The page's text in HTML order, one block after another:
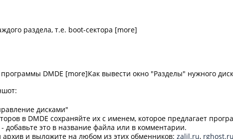
раздела, т.е. boot-сектора [more]
DMDE [more]Как вывести окно "Разделы" нужного
дисками"
в DMDE сохраняйте их с именем, которое предлагает
- добавьте это в название файла или в комментарии.
и выложите на любом из этих обменников: zalil.ru, rghost.ru